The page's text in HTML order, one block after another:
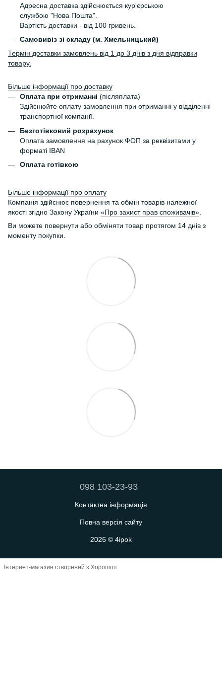
Адресна доставка здійснюється кур'єрською
службою "Нова Пошта".
Вартість доставки - від 100 гривень.
Самовивіз зі складу (м. Хмельницький)
Термін доставки замовлень від 1 до 3 днів з дня відправки
товару.
Більше інформації про доставку
Оплата при отриманні (післяплата)
Здійснюйте оплату замовлення при отриманні у відділенні
транспортної компанії.
Безготівковий розрахунок
Оплата замовлення на рахунок ФОП за реквізитами у
форматі IBAN
Оплата готівкою
Більше інформації про оплату
Компанія здійснює повернення та обмін товарів належної
якості згідно Закону України «Про захист прав споживачів»
Ви можете повернути або обміняти товар протягом 14 днів з
моменту покупки.
098 103-23-93
Контактна інформація
Повна версія сайту
2026 © 4ipok
Інтернет-магазин створений з Хорошоп